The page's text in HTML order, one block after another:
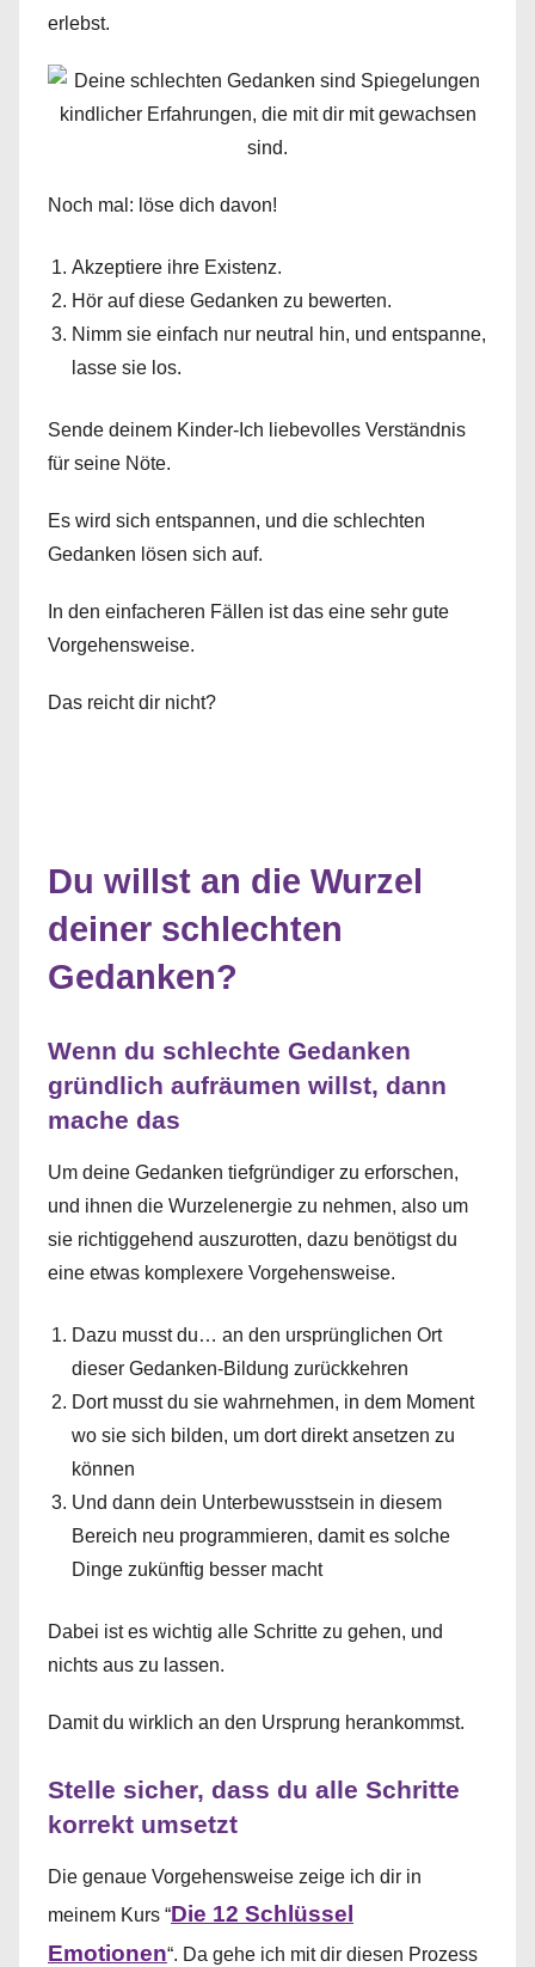
erlebst.
Noch mal: löse dich davon!
Akzeptiere ihre Existenz.
Hör auf diese Gedanken zu bewerten.
Nimm sie einfach nur neutral hin, und entspanne,
lasse sie los.
Sende deinem Kinder-Ich liebevolles Verständnis
für seine Nöte.
Es wird sich entspannen, und die schlechten
Gedanken lösen sich auf.
In den einfacheren Fällen ist das eine sehr gute
Vorgehensweise.
Das reicht dir nicht?
Du willst an die Wurzel
deiner schlechten
Gedanken?
Wenn du schlechte Gedanken
gründlich aufräumen willst, dann
mache das
Um deine Gedanken tiefgründiger zu erforschen,
und ihnen die Wurzelenergie zu nehmen, also um
sie richtiggehend auszurotten, dazu benötigst du
eine etwas komplexere Vorgehensweise.
Dazu musst du… an den ursprünglichen Ort
dieser Gedanken-Bildung zurückkehren
Dort musst du sie wahrnehmen, in dem Moment
wo sie sich bilden, um dort direkt ansetzen zu
können
Und dann dein Unterbewusstsein in diesem
Bereich neu programmieren, damit es solche
Dinge zukünftig besser macht
Dabei ist es wichtig alle Schritte zu gehen, und
nichts aus zu lassen.
Damit du wirklich an den Ursprung herankommst.
Stelle sicher, dass du alle Schritte
korrekt umsetzt
Die genaue Vorgehensweise zeige ich dir in
meinem Kurs “Die 12 Schlüssel
Emotionen“. Da gehe ich mit dir diesen Prozess